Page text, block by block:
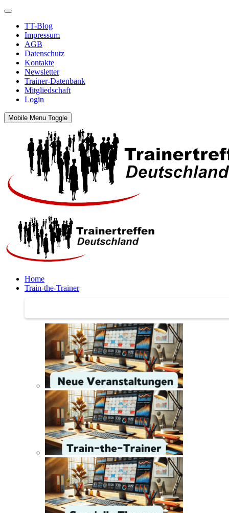
TT-Blog
Impressum
AGB
Datenschutz
Kontakte
Newsletter
Trainer-Datenbank
Mitgliedschaft
Login
Mobile Menu Toggle
Home
Train-the-Trainer